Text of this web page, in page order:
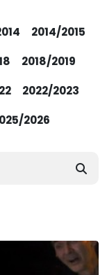
2014/2015
2018/2019
2022/2023
2026